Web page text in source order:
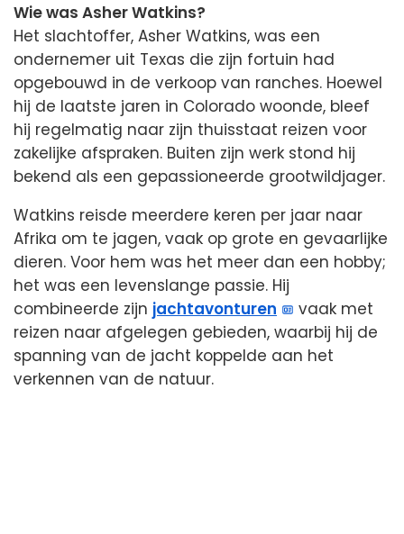
Wie was Asher Watkins?
Het slachtoffer, Asher Watkins, was een
ondernemer uit Texas die zijn fortuin had
opgebouwd in de verkoop van ranches. Hoewel
hij de laatste jaren in Colorado woonde, bleef
hij regelmatig naar zijn thuisstaat reizen voor
zakelijke afspraken. Buiten zijn werk stond hij
bekend als een gepassioneerde grootwildjager.
Watkins reisde meerdere keren per jaar naar
Afrika om te jagen, vaak op grote en gevaarlijke
dieren. Voor hem was het meer dan een hobby;
het was een levenslange passie. Hij
combineerde zijn jachtavonturen
vaak met
reizen naar afgelegen gebieden, waarbij hij de
spanning van de jacht koppelde aan het
verkennen van de natuur.